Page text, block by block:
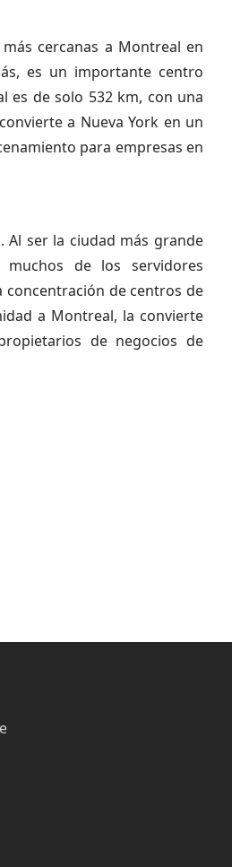
cercanas a Montreal en
es un importante centro
es de solo 532 km, con una
a Nueva York en un
para empresas en
Al ser la ciudad más grande
de los servidores
concentración de centros de
a Montreal, la convierte
de negocios de